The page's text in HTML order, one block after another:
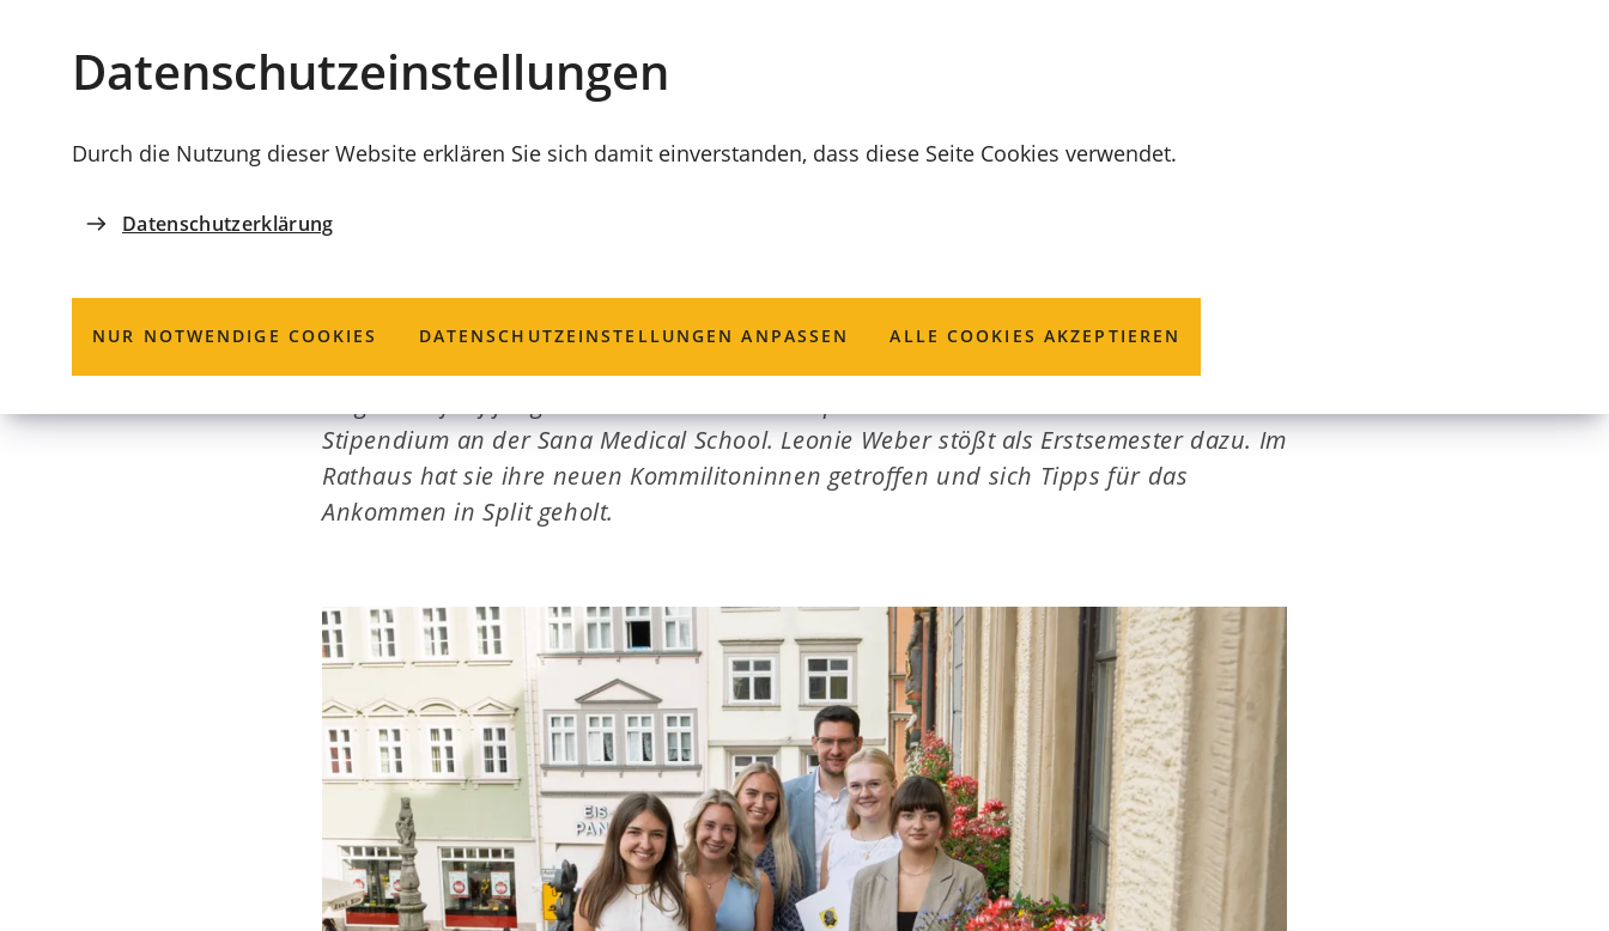
Datenschutz­einstellungen
Durch die Nutzung dieser Website erklären Sie sich damit einverstanden, dass diese Seite Cookies verwendet.
Datenschutzerklärung
NUR NOTWENDIGE COOKIES DATENSCHUTZ­EINSTELLUNGEN ANPASSEN ALLE COOKIES AKZEPTIEREN
Coburg
ÄRZTLICHE VERSORGNUNG
Stadt unterstützt Medizinstudium
Stipendium an der Sana Medical School. Leonie Weber stößt als Erstsemester dazu. Im
Rathaus hat sie ihre neuen Kommilitoninnen getroffen und sich Tipps für das
Ankommen in Split geholt.